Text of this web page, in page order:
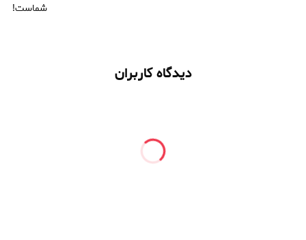
شماست!
دیدگاه کاربران